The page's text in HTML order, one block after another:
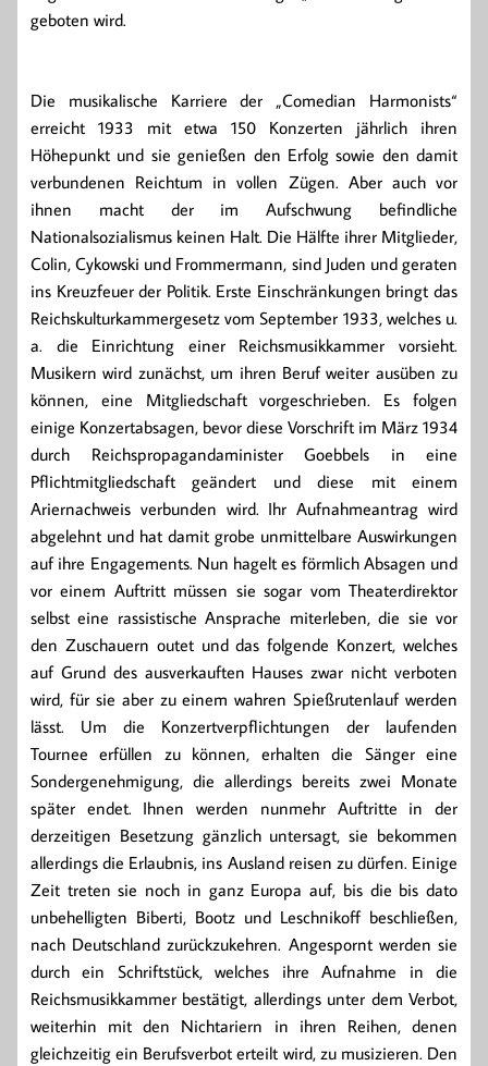
geboten wird.
Die musikalische Karriere der „Comedian Harmonists“
erreicht 1933 mit etwa 150 Konzerten jährlich ihren
Höhepunkt und sie genießen den Erfolg sowie den damit
verbundenen Reichtum in vollen Zügen. Aber auch vor
ihnen macht der im Aufschwung befindliche
Nationalsozialismus keinen Halt. Die Hälfte ihrer Mitglieder,
Colin, Cykowski und Frommermann, sind Juden und geraten
ins Kreuzfeuer der Politik. Erste Einschränkungen bringt das
Reichskulturkammergesetz vom September 1933, welches u.
a. die Einrichtung einer Reichsmusikkammer vorsieht.
Musikern wird zunächst, um ihren Beruf weiter ausüben zu
können, eine Mitgliedschaft vorgeschrieben. Es folgen
einige Konzertabsagen, bevor diese Vorschrift im März 1934
durch Reichspropagandaminister Goebbels in eine
Pflichtmitgliedschaft geändert und diese mit einem
Ariernachweis verbunden wird. Ihr Aufnahmeantrag wird
abgelehnt und hat damit grobe unmittelbare Auswirkungen
auf ihre Engagements. Nun hagelt es förmlich Absagen und
vor einem Auftritt müssen sie sogar vom Theaterdirektor
selbst eine rassistische Ansprache miterleben, die sie vor
den Zuschauern outet und das folgende Konzert, welches
auf Grund des ausverkauften Hauses zwar nicht verboten
wird, für sie aber zu einem wahren Spießrutenlauf werden
lässt. Um die Konzertverpflichtungen der laufenden
Tournee erfüllen zu können, erhalten die Sänger eine
Sondergenehmigung, die allerdings bereits zwei Monate
später endet. Ihnen werden nunmehr Auftritte in der
derzeitigen Besetzung gänzlich untersagt, sie bekommen
allerdings die Erlaubnis, ins Ausland reisen zu dürfen. Einige
Zeit treten sie noch in ganz Europa auf, bis die bis dato
unbehelligten Biberti, Bootz und Leschnikoff beschließen,
nach Deutschland zurückzukehren. Angespornt werden sie
durch ein Schriftstück, welches ihre Aufnahme in die
Reichsmusikkammer bestätigt, allerdings unter dem Verbot,
weiterhin mit den Nichtariern in ihren Reihen, denen
gleichzeitig ein Berufsverbot erteilt wird, zu musizieren. Den